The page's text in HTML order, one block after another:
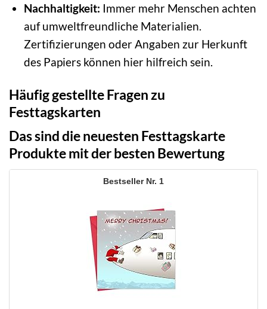
Nachhaltigkeit: Immer mehr Menschen achten
auf umweltfreundliche Materialien.
Zertifizierungen oder Angaben zur Herkunft
des Papiers können hier hilfreich sein.
Häufig gestellte Fragen zu
Festtagskarten
Das sind die neuesten Festtagskarte
Produkte mit der besten Bewertung
1